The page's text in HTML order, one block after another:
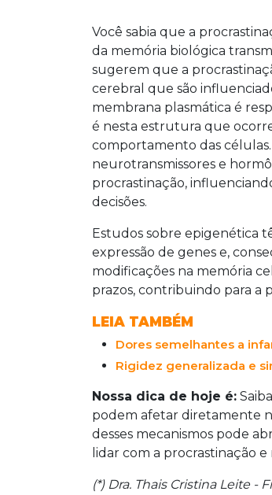
Você sabia que a
da memória biológica
sugerem que a
cerebral que são
membrana plasmática é
é nesta estrutura que
comportamento das
neurotransmissores e
procrastinação,
decisões.
Estudos sobre epigenética
expressão de genes e,
modificações na memória
prazos, contribuindo para a
LEIA TAMBÉM
Dores semelhantes a
Rigidez generalizada e
Nossa dica de hoje é:
podem afetar diretamente
desses mecanismos pode
lidar com a procrastinação
(*) Dra. Thais Cristina Leite